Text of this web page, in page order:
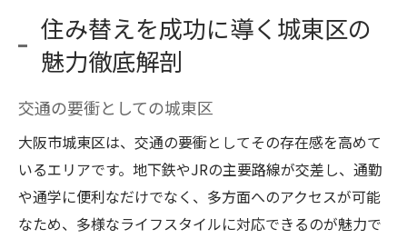
住み替えに適した季節とタイミング
理想の住み替えを叶えるための地域特性の活用
法
地域特性を理解する重要性
城東区の特性を最大限に活かす
地域の将来性を見据えた選択
住み替え成功のための知識
地域の専門家からのアドバイス
住み替えを成功に導く城東区の
魅力徹底解剖
交通の要衝としての城東区
大阪市城東区は、交通の要衝としてその存在感を高めて
いるエリアです。地下鉄やJRの主要路線が交差し、通勤
や通学に便利なだけでなく、多方面へのアクセスが可能
なため、多様なライフスタイルに対応できるのが魅力で